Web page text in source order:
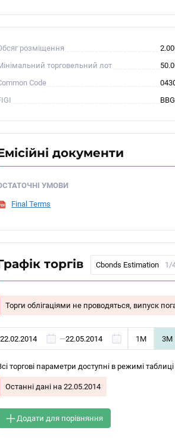
розміщення
торговельний лот
Code
документи
УМОВИ
Final Terms
торгів Cbonds Estimation 1/
Торги облігаціями не проводяться, випуск
— 1М 3М
торгові параметри доступні в режимі таблиці
Останні дані на22.05.2014
Додати для порівняння